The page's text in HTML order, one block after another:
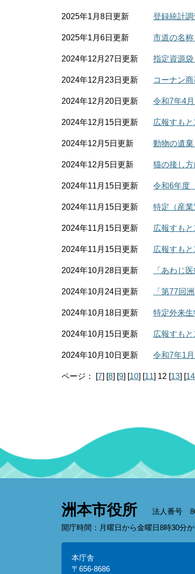
2025年1月8日更新 登録統計
2025年1月6日更新 市道の名
2024年12月27日更新 指定資源袋
2024年12月23日更新 コーナン
2024年12月20日更新 令和7年4
2024年12月15日更新 広報すもと
2024年12月5日更新 動物の遺
2024年12月5日更新 猫の接し方
2024年11月15日更新 令和6年度
2024年11月15日更新 特定（産業
2024年11月15日更新 広報すも
2024年11月15日更新 広報すもと
2024年10月28日更新 「あわじ
2024年10月24日更新 「第77回
2024年10月18日更新 特定外来
2024年10月15日更新 広報すもと
2024年10月10日更新 令和7年1
ページ： [7] [8] [9] [10] [11] 12 [13] [14
洲本市役所
法人番号
開庁時間：月曜日から金曜日8時30分
本庁舎
〒656-8686